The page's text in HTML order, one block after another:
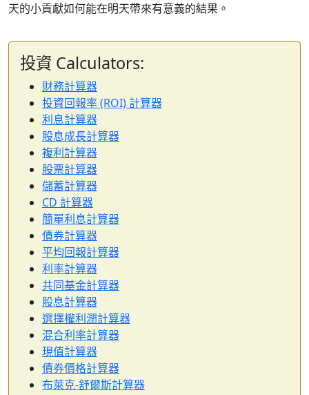
天的小貢獻如何能在明天帶來有意義的結果。
投資 Calculators:
財務計算器
投資回報率 (ROI) 計算器
利息計算器
股息成長計算器
複利計算器
股票計算器
儲蓄計算器
CD 計算器
簡單利息計算器
債券計算器
平均回報計算器
利率計算器
共同基金計算器
股息計算器
選擇權利潤計算器
混合利率計算器
現值計算器
債券價格計算器
布萊克-舒爾斯計算器